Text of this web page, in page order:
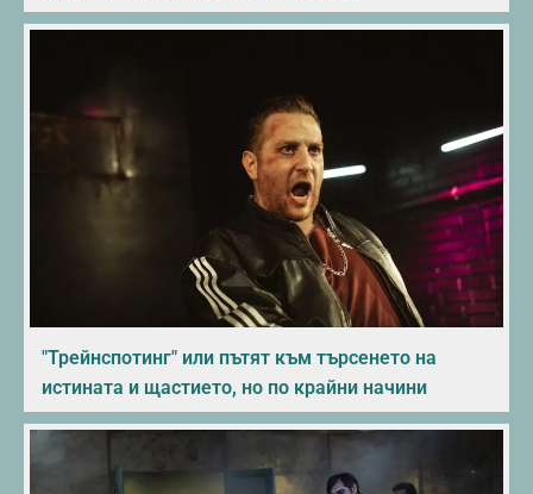
"Трейнспотинг" или пътят към търсенето на
истината и щастието, но по крайни начини